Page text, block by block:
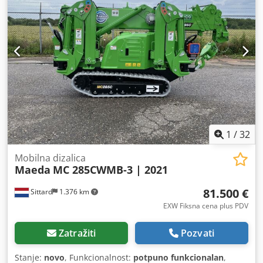
1 /32
Sittard 1.376 km
Mobilna dizalica
Maeda MC 285CWMB-3 | 2021
81.500 €
EXW Fiksna cena plus PDV
Zatražiti Pozvati
Stanje: novo, Funkcionalnost: potpuno funkcionalan,